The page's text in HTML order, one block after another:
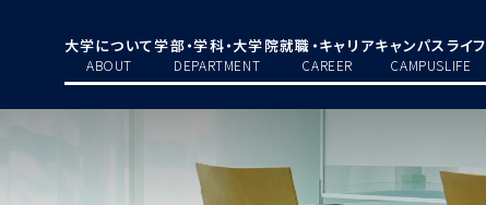
大学について
ABOUT
学部・学科・大学院
DEPARTMENT
就職・キャリア
CAREER
キャンパスライフ
CAMPUSLIFE